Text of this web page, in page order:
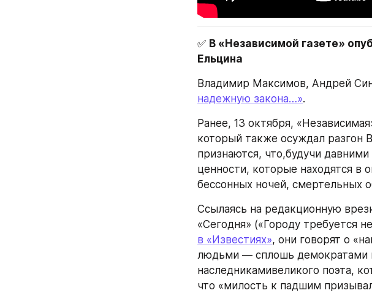
✅ В «Независимой газете»
Ельцина
Владимир Максимов, Андрей
надежную закона…».
Ранее, 13 октября,
который также осуждал разгон
признаются, что,будучи
ценности, которые находятся в
бессонных ночей, смертельных
Ссылаясь на редакционную
«Сегодня» («Городу требуется
в «Известиях», они говорят о
людьми — сплошь демократами
наследникамивеликого поэта,
что «милость к падшим